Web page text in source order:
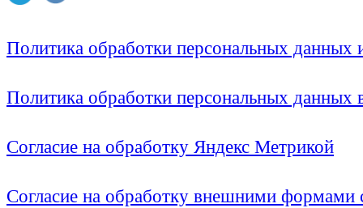
Политика обработки персональных
Политика обработки персональных
Согласие на обработку Яндекс Метрикой
Согласие на обработку внешними формами